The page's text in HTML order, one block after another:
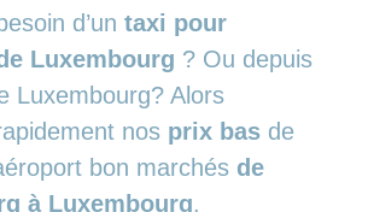
d’un taxi pour
Luxembourg ? Ou depuis
Luxembourg? Alors
nos prix bas de
bon marchés de
à Luxembourg.